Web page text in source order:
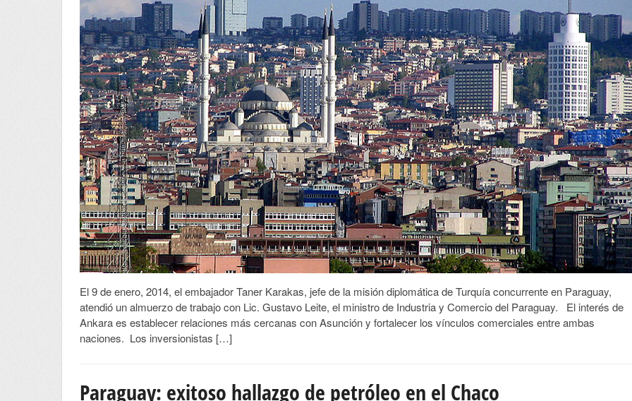
El 9 de enero, 2014, el embajador Taner Karakas, jefe de la misión diplomática de Turquía concurrente en Paraguay,
atendió un almuerzo de trabajo con Lic. Gustavo Leite, el ministro de Industria y Comercio del Paraguay. El interés de
Ankara es establecer relaciones más cercanas con Asunción y fortalecer los vínculos comerciales entre ambas
naciones. Los inversionistas […]
Paraguay: exitoso hallazgo de petróleo en el Chaco